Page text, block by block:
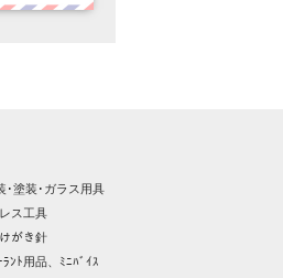
･塗装･ガラス用具
ス工具
がき針
ﾝﾄ用品、ﾐﾆﾊﾞｲｽ